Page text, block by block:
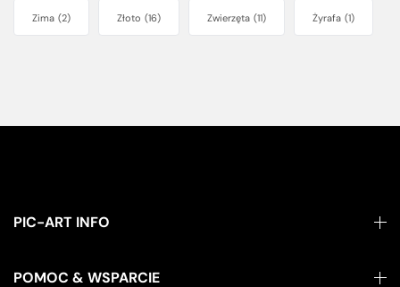
Zima (2) Złoto (16) Zwierzęta (11) Żyrafa (1)
POMOC & WSPARCIE
PIC-ART INFO